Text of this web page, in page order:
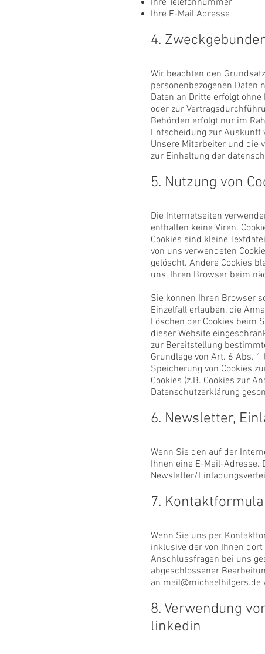
Ihre Telefonnummer
Ihre E-Mail Adresse
4.
Wir beachten den
personenbezogenen Daten
Daten an Dritte erfolgt
oder zur
Behörden erfolgt nur im
Entscheidung zur
Unsere Mitarbeiter und die
zur Einhaltung der
5. Nutzung von
Die Internetseiten
enthalten keine Viren.
Cookies sind kleine
von uns verwendeten
gelöscht. Andere Cookies
uns, Ihren Browser beim
Sie können Ihren Browser
Einzelfall erlauben, die
Löschen der Cookies beim
dieser Website
zur Bereitstellung
Grundlage von Art. 6 Abs.
Speicherung von Cookies
Cookies (z.B. Cookies zur
Datenschutzerklärung
6. Newsletter,
Wenn Sie den auf der
Ihnen eine E-Mail-
Newsletter/
7.
Wenn Sie uns per
inklusive der von Ihnen
Anschlussfragen bei uns
abgeschlossener
an mail@michaelhilgers.de
8. Verwendung
linkedin